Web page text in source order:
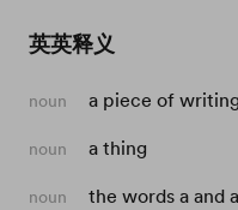
英英释义
noun a piece of
noun a thing
noun
the words a and